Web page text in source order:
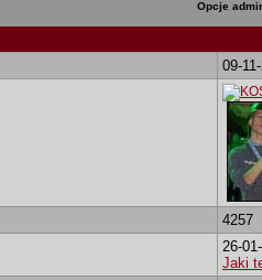
Opcje
09-
4257
26-
Jaki